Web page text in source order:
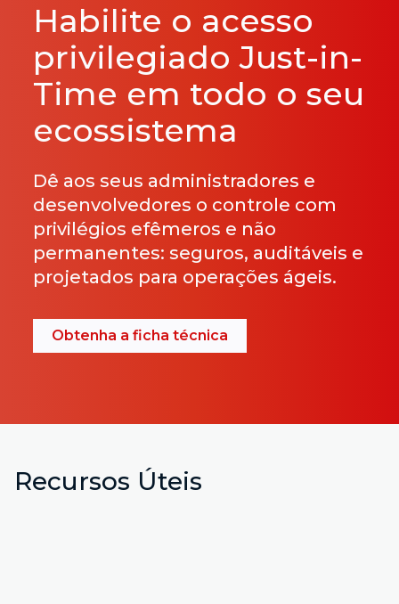
Habilite o acesso
privilegiado Just-in-
Time em todo o seu
ecossistema
Dê aos seus administradores e
desenvolvedores o controle com
privilégios efêmeros e não
permanentes: seguros, auditáveis e
projetados para operações ágeis.
Obtenha a ficha técnica
Recursos Úteis